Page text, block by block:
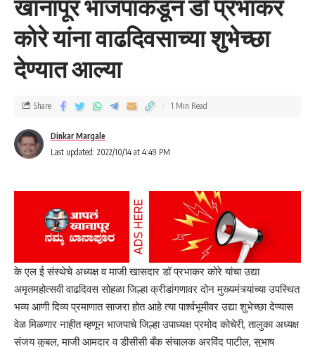
खानापूर भाजपाकडून डॉ प्रभाकर
कोरे यांना वाढदिवसाच्या शुभेच्छा
देण्यात आल्या
Last updated: 2022/10/14 at 4:49 PM
Dinkar Margale
Share 1 Min Read
के एल ई संस्थेचे अध्यक्ष व माजी खासदार डॉ प्रभाकर कोरे यांचा उद्या
अमृतमहोत्सवी वाढदिवस सोहळा जिल्हा क्रीडांगणावर दोन मुख्यमंत्र्यांच्या उपस्थित
भव्य आणी दिव्य प्रमाणात साजरा होत आहे त्या पार्श्वभूमीवर उद्या शुभेच्छा देण्यास
वेळ मिळणार नाहीत म्हणून भाजपाचे जिल्हा उपाध्यक्ष प्रमोद कोचेरी, तालुका अध्यक्ष
संजय कुबल, माजी आमदार व डीसीसी बँक संचालक अरविंद पाटील, सुभाष